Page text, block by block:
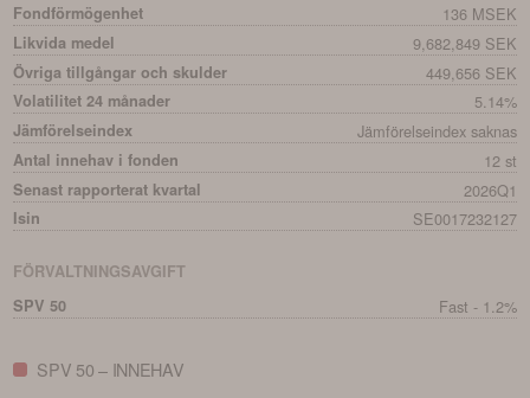
Fondförmögenhet 136 MSEK
Likvida medel 9,682,849 SEK
Övriga tillgångar och skulder 449,656 SEK
Volatilitet 24 månader 5.14%
Jämförelseindex Jämförelseindex saknas
Antal innehav i fonden 12 st
Senast rapporterat kvartal 2026Q1
Isin SE0017232127
FÖRVALTNINGSAVGIFT
SPV 50
Fast - 1.2%
SPV 50 – INNEHAV